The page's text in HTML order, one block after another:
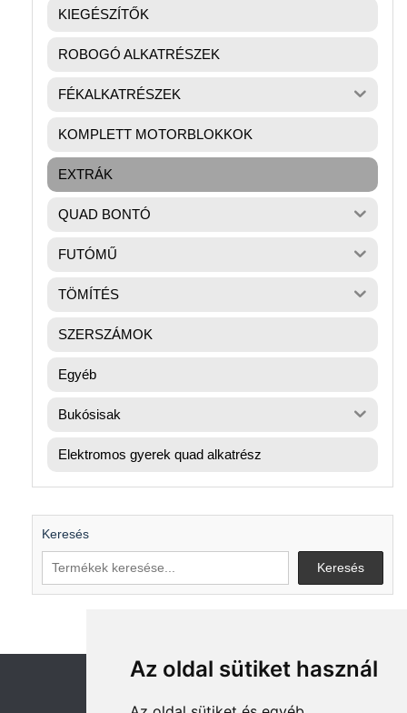
Az oldal sütiket használ
KIEGÉSZÍTŐK
ROBOGÓ ALKATRÉSZEK
FÉKALKATRÉSZEK
KOMPLETT MOTORBLOKKOK
EXTRÁK
QUAD BONTÓ
FUTÓMŰ
TÖMÍTÉS
SZERSZÁMOK
Egyéb
Bukósisak
Elektromos gyerek quad alkatrész
Keresés
Keresés